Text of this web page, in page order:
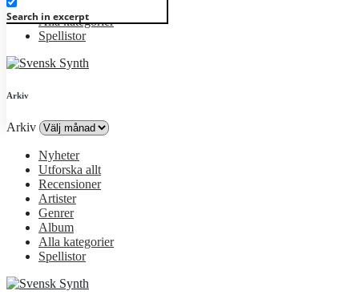
Search in excerpt
Alla kategorier
Spellistor
Arkiv
Arkiv
Nyheter
Utforska allt
Recensioner
Artister
Genrer
Album
Alla kategorier
Spellistor